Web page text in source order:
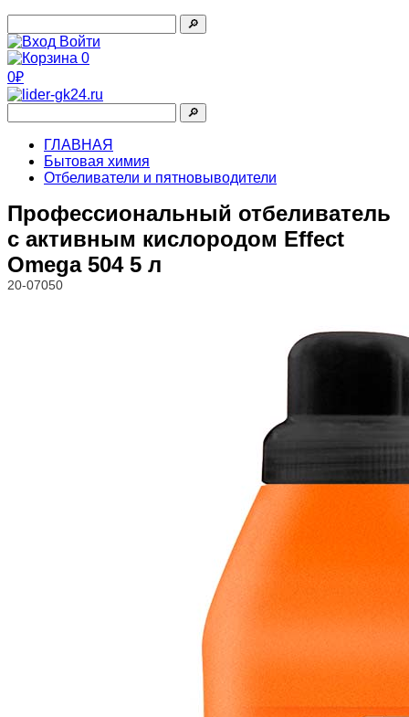
🔎︎
Войти
0
0₽
🔎︎
ГЛАВНАЯ
Бытовая химия
Отбеливатели и пятновыводители
Профессиональный отбеливатель
с активным кислородом Effect
Omega 504 5 л
20-07050